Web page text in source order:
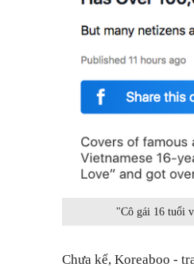
"Cô gái 16 tuổi
Chưa kể, Koreaboo -